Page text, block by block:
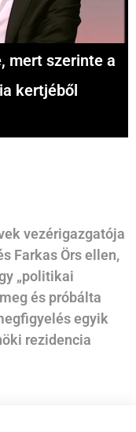
mert szerinte a
kertjéből
vezérigazgatója
Farkas Örs ellen,
„politikai
és próbálta
egyik
rezidencia